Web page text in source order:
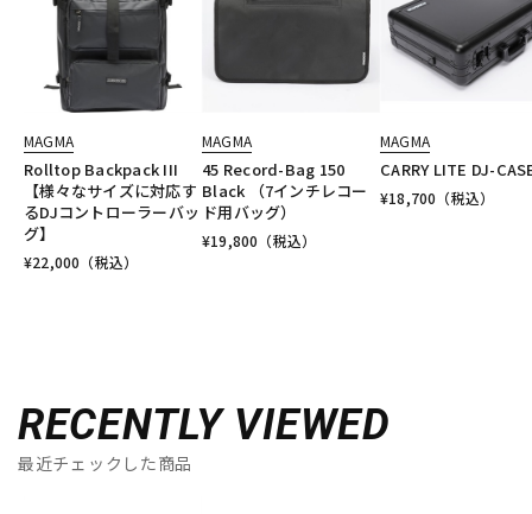
MAGMA
Rolltop Backpack III
【様々なサイズに対応す
るDJコントローラーバッ
グ】
¥22,000 （税込）
MAGMA
45 Record-Bag 150
Black （7インチレコー
ド用バッグ）
¥19,800 （税込）
MAGMA
CARRY LITE DJ-
¥18,700 （税込）
RECENTLY VIEWED
最近チェックした商品